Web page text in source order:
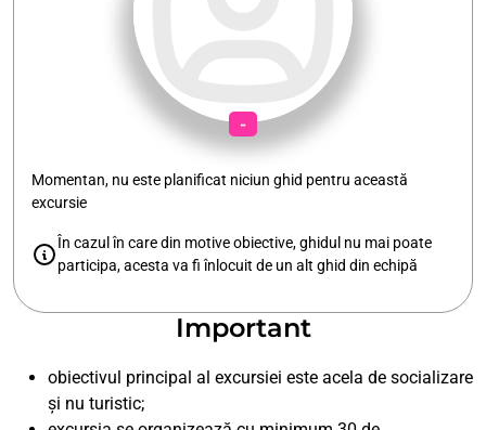
-
Momentan, nu este planificat niciun ghid pentru această
excursie
În cazul în care din motive obiective, ghidul nu mai poate
participa, acesta va fi înlocuit de un alt ghid din echipă
Important
obiectivul principal al excursiei este acela de socializare
și nu turistic;